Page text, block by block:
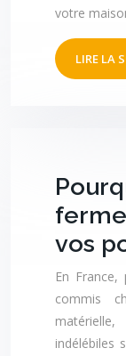
votre
LIRE LA
vos
En
commis
indélébiles